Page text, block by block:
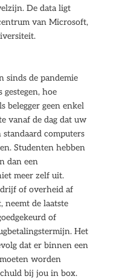
De data ligt
van Microsoft,
sinds de pandemie
hoe
belegger geen enkel
vanaf de dag dat uw
computers
Studenten hebben
dan een
meer zelf uit.
of overheid af
neemt de laatste
of
Het
dat er binnen een
worden
bij jou in box.